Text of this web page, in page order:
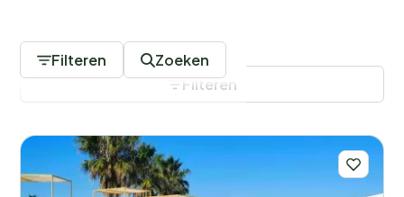
Filteren Zoeken
Filteren